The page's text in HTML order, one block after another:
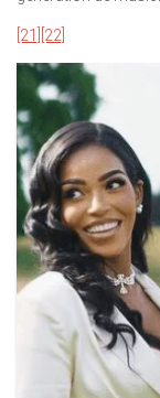
[21] [22]